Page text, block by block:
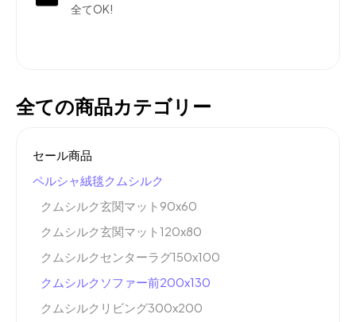
全てOK!
全ての商品カテゴリー
セール商品
ペルシャ絨毯クムシルク
クムシルク玄関マット90x60
クムシルク玄関マット120x80
クムシルクセンターラグ150x100
クムシルクソファー前200x130
クムシルクリビング300x200